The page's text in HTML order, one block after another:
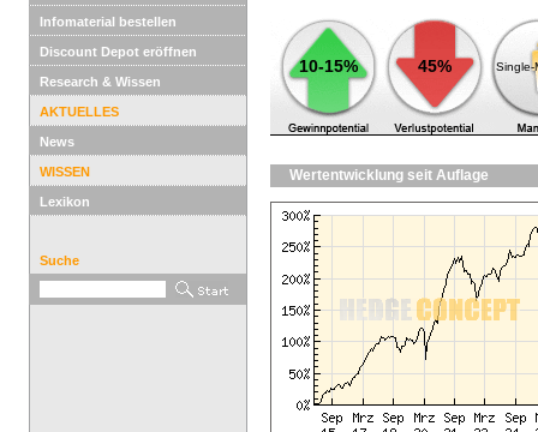
Infomaterial bestellen
Discount Depot eröffnen
Research & Wissen
AKTUELLES
News
WISSEN
Lexikon
Suche
10-15% 45% Single-
Wertentwicklung seit Auflage